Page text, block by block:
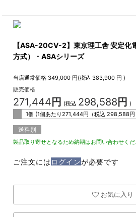
【ASA-20CV-2】東京理工舎 安定化
方式）・ASAシリーズ
当店通常価格 349,000 円(税込 383,900 円 )
販売価格
271,444 円 (税込 298,588 円 )
1個 (1個あたり271,444円（税込298,588
送料別
製品取り寄せとなるため納期はお問い合わせくだ
ご注文には ログインが必要です
お気に入り